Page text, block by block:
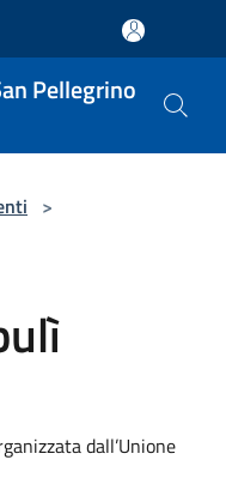
Pellegrino
>
dall’Unione